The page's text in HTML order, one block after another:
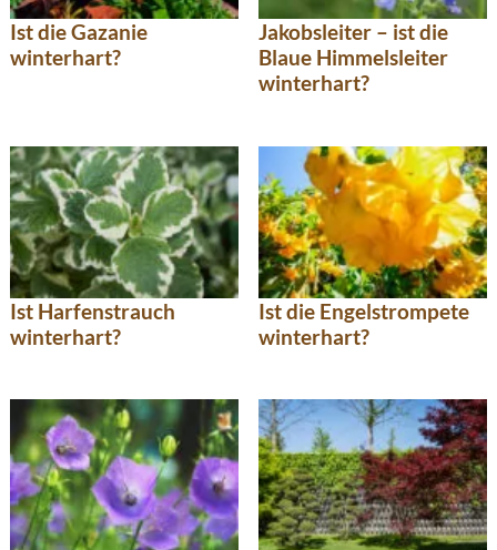
Ist die Gazanie
winterhart?
Jakobsleiter – ist die
Blaue Himmelsleiter
winterhart?
Ist Harfenstrauch
winterhart?
Ist die Engelstrompete
winterhart?